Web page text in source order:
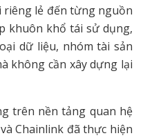
riêng lẻ đến từng nguồn
khuôn khổ tái sử dụng,
dữ liệu, nhóm tài sản
không cần xây dựng lại
trên nền tảng quan hệ
Chainlink đã thực hiện